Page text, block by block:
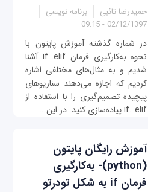
حمیدرضا تائبی
برنامه نویسی
02/12/1397 - 09:15
در شماره گذشته آموزش پایتون با
نحوه به‌کارگیری فرمان if…elif آشنا
شدیم و به مثال‌های مختلفی اشاره
کردیم که اجازه می‌دهند سناریوهای
پیچیده تصمیم‌گیری را با استفاده از
if…elif پیاده‌سازی کنید. در این...
آموزش رایگان پایتون
(python)- به‌کارگیری
فرمان if به شکل تودرتو